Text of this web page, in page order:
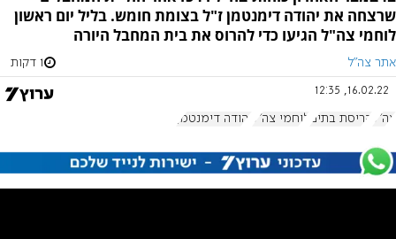
שרצחה את יהודה דימנטמן ז"ל בצומת חומש. בליל יום ראשון
לוחמי צה"ל הגיעו כדי להרוס את בית המחבל היורה
אתר צה"ל 1 דקות
16.02.22, 12:35
צה"ל הריסת בתים לוחמי צה"ל יהודה דימנטמן